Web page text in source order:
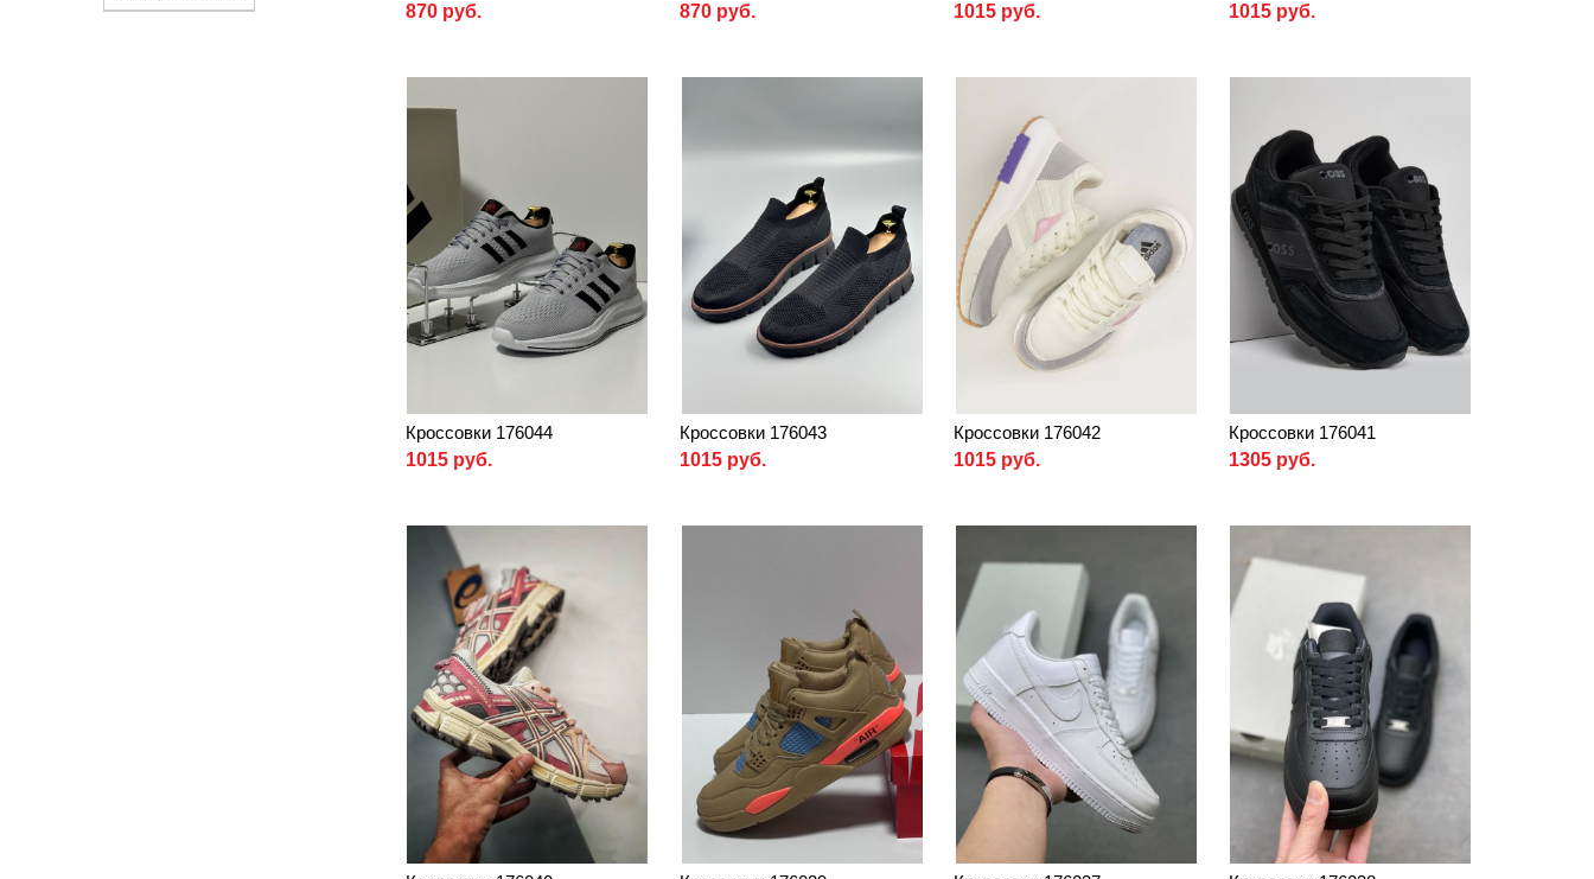
870 руб.
870 руб.
1015 руб.
1015 руб.
Кроссовки 176044
1015 руб.
Кроссовки 176043
1015 руб.
Кроссовки 176042
1015 руб.
Кроссовки 176041
1305 руб.